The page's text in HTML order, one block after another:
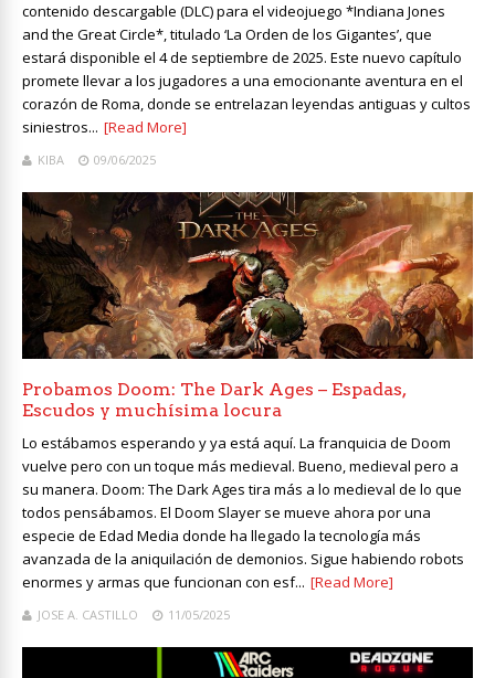
contenido descargable (DLC) para el videojuego *Indiana Jones
and the Great Circle*, titulado ‘La Orden de los Gigantes’, que
estará disponible el 4 de septiembre de 2025. Este nuevo capítulo
promete llevar a los jugadores a una emocionante aventura en el
corazón de Roma, donde se entrelazan leyendas antiguas y cultos
siniestros... [Read More]
KIBA 09/06/2025
Probamos Doom: The Dark Ages – Espadas,
Escudos y muchísima locura
Lo estábamos esperando y ya está aquí. La franquicia de Doom
vuelve pero con un toque más medieval. Bueno, medieval pero a
su manera. Doom: The Dark Ages tira más a lo medieval de lo que
todos pensábamos. El Doom Slayer se mueve ahora por una
especie de Edad Media donde ha llegado la tecnología más
avanzada de la aniquilación de demonios. Sigue habiendo robots
enormes y armas que funcionan con esf... [Read More]
JOSE A. CASTILLO 11/05/2025